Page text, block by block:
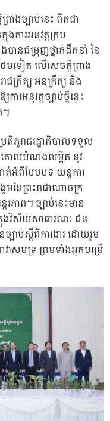
រាងច្បាប់នេះ ពិតជា
ការអនុវត្តក្រប
ានជម្រុញថ្នាក់ដឹកនាំ នៃ
មទៀត លើសេចក្តីព្រាង
ជក្រឹត្យ អនុក្រឹត្យ និង
រអនុវត្តច្បាប់ថ្មីនេះ
។
រតិភូរាជរដ្ឋាភិបាលទទួល
គោលបំណងលម្អិត នូវ
ត់អំពីបែបបទ យន្តការ
នៃព្រះរាជាណាចក្រ
ភាព។ ច្បាប់នេះមាន
នុងវិស័យសាធារណៈ ជន
បាប់ស្តីពីការងារ ដោយរួម
ាសមុទ្រ ព្រមទាំងអ្នកបម្រើ